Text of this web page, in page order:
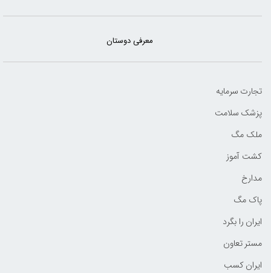
معرفی دوستان
تجارت سرمایه
پزشک سلامت
ملک مگ
کشت آموز
مدارخ
پاک مگ
ایران را بگرد
مستر تعاون
ایران کسب